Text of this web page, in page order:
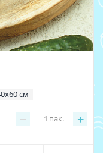
см
− +
1 пак.